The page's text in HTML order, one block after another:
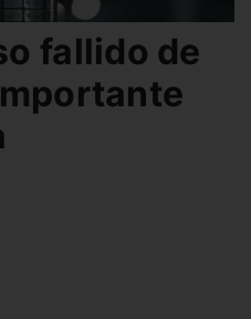
fallido de